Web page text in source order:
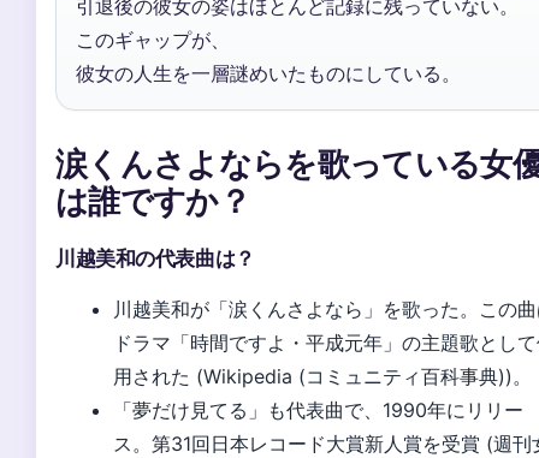
引退後の彼女の姿はほとんど記録に残っていない。
このギャップが、
彼女の人生を一層謎めいたものにしている。
涙くんさよならを歌っている女
は誰ですか？
川越美和の代表曲は？
川越美和が「涙くんさよなら」を歌った。この
ドラマ「時間ですよ・平成元年」の主題歌とし
用された (Wikipedia (コミュニティ百科事典))。
「夢だけ見てる」も代表曲で、1990年にリリー
ス。第31回日本レコード大賞新人賞を受賞 (週刊